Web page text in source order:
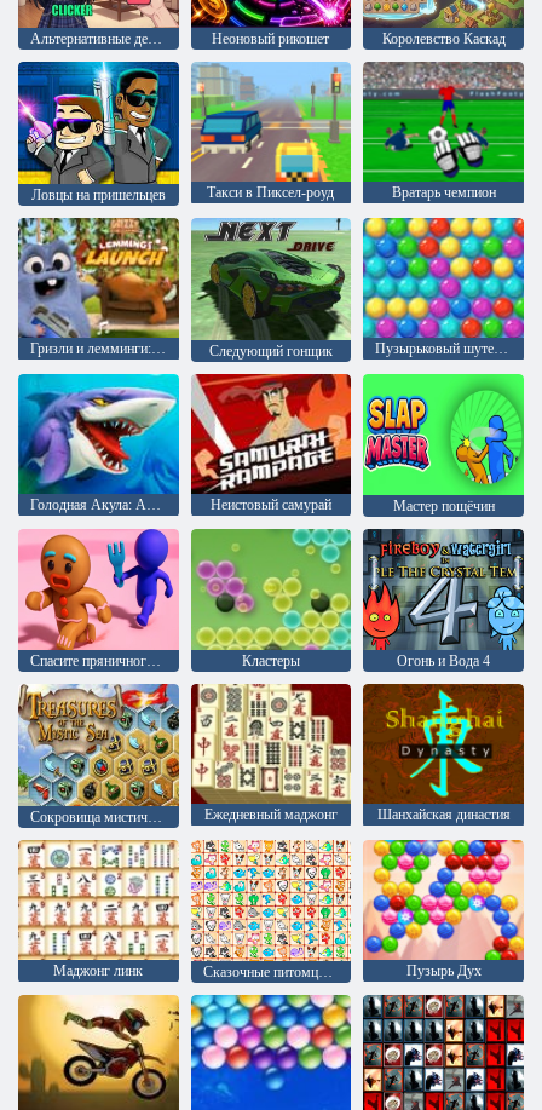
Альтернативные девушки Клик-знакомства Неоновый рикошет Королевство Каскад
Ловцы на пришельцев Такси в Пиксел-роуд Вратарь чемпион
Гризли и лемминги: запуск леммингов Следующий гонщик Пузырьковый шутер Аркада
Голодная Акула: Арена Неистовый самурай Мастер пощёчин
Спасите пряничного человечка Кластеры Огонь и Вода 4
Ежедневный маджонг Шанхайская династия
Маджонг линк Сказочные питомцы связь Пузырь Дух